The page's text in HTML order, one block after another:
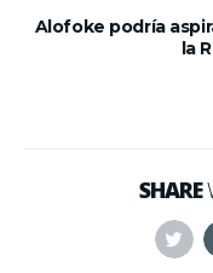
Alofoke podría
la
SHARE